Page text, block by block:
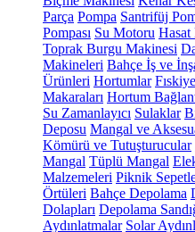
Parça Pompa Santrifüj
Pompası Su Motoru Hasat
Toprak Burgu Makinesi
Makineleri Bahçe İş ve
Ürünleri Hortumlar
Makaraları Hortum
Su Zamanlayıcı Sulaklar
Deposu Mangal ve
Kömürü ve Tutuşturucular
Mangal Tüplü Mangal
Malzemeleri Piknik
Örtüleri Bahçe Depolama
Dolapları Depolama
Aydınlatmalar Solar